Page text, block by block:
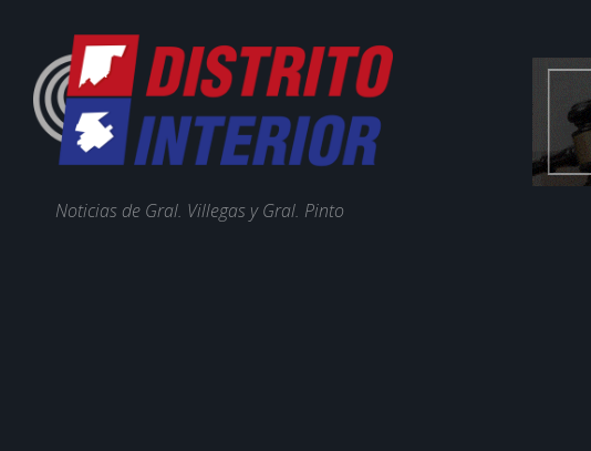
Noticias de Gral. Villegas y Gral. Pinto